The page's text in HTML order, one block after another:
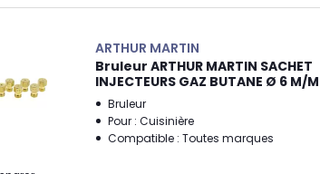
ARTHUR MARTIN
Bruleur ARTHUR MARTIN SACHET
INJECTEURS GAZ BUTANE Ø 6 M/M
Bruleur
Pour : Cuisinière
Compatible : Toutes marques